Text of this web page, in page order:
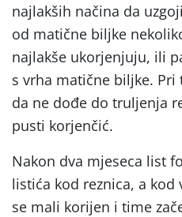
najlakših načina da
od matične biljke
najlakše ukorjenjuju, ili
s vrha matične biljke.
da ne dođe do truljenja
pusti korjenčić.
Nakon dva mjeseca list
listića kod reznica, a
se mali korijen i time